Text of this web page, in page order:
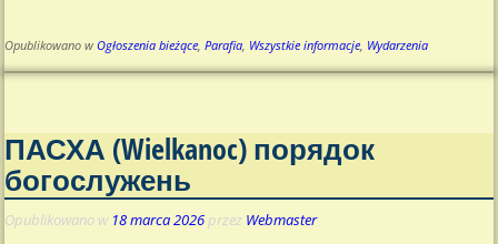
Opublikowano w Ogłoszenia bieżące,Parafia, Wszystkie informacje, Wydarzenia
ПАСХА (Wielkanoc) порядок
богослужень
Opublikowano w 18 marca 2026 przez Webmaster